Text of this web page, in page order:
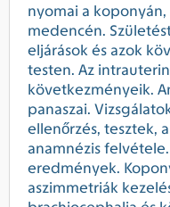
nyomai a
medencén.
eljárások és azok
testen. Az
következményeik.
panaszai.
ellenőrzés, tesztek,
anamnézis
eredmények.
aszimmetriák